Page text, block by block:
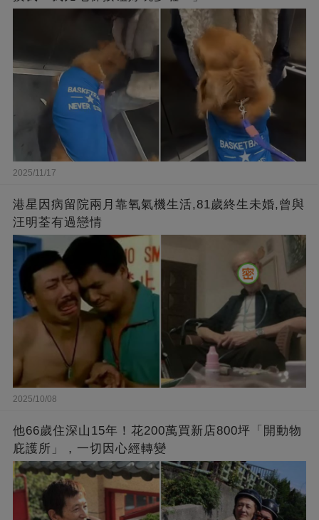
2025/11/17
港星因病留院兩月靠氧氣機生活,81歲終生未婚,曾與
汪明荃有過戀情
2025/10/08
他66歲住深山15年！花200萬買新店800坪「開動物
庇護所」，一切因心經轉變